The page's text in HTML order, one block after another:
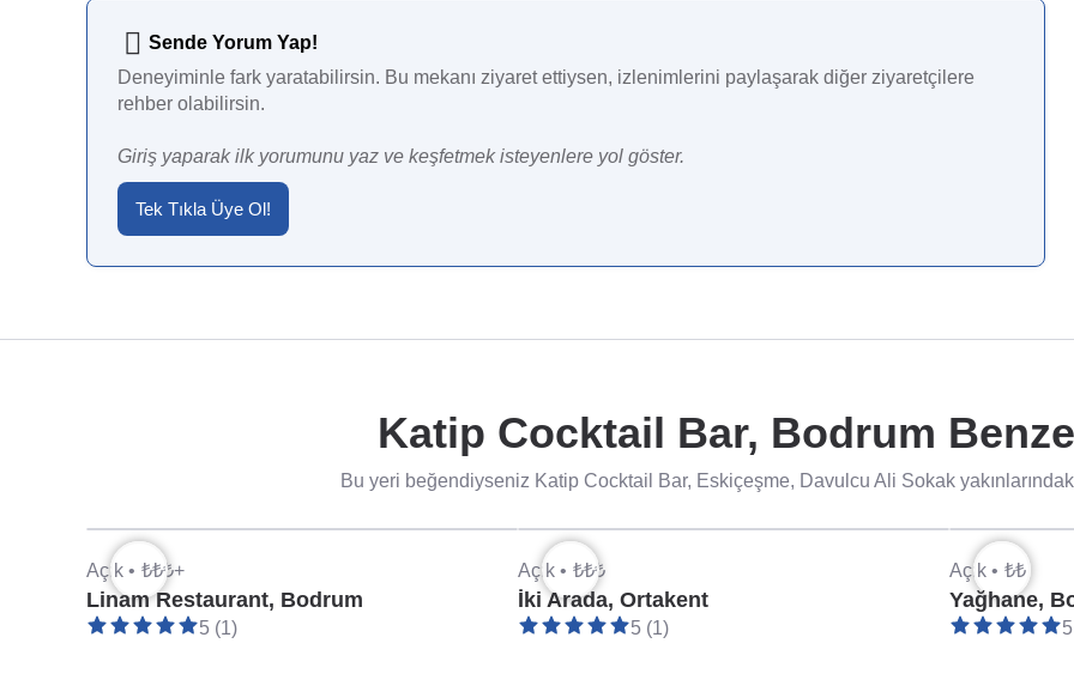
Sende Yorum Yap!
Deneyiminle fark yaratabilirsin. Bu mekanı ziyaret ettiysen, izlenimlerini paylaşarak diğer ziyaretçilere
rehber olabilirsin.
Giriş yaparak ilk yorumunu yaz ve keşfetmek isteyenlere yol göster.
Tek Tıkla Üye Ol!
Katip Cocktail Bar, Bodrum
Bu yeri beğendiyseniz Katip Cocktail Bar, Eskiçeşme, Davulcu Ali Sokak
Açık • ₺₺₺+
Linam Restaurant, Bodrum
5 (1)
Açık • ₺₺₺
İki Arada, Ortakent
5 (1)
Açık • ₺₺
Yağhane,